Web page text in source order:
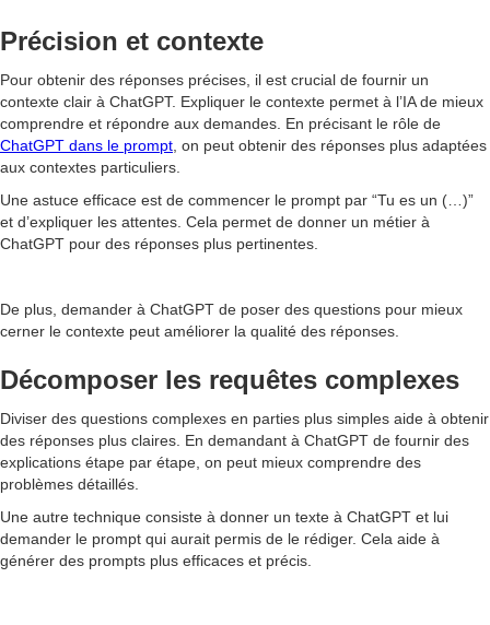
Précision et contexte
Pour obtenir des réponses précises, il est crucial de fournir un
contexte clair à ChatGPT. Expliquer le contexte permet à l’IA de mieux
comprendre et répondre aux demandes. En précisant le rôle de
ChatGPT dans le prompt , on peut obtenir des réponses plus adaptées
aux contextes particuliers.
Une astuce efficace est de commencer le prompt par “Tu es un (…)”
et d’expliquer les attentes. Cela permet de donner un métier à
ChatGPT pour des réponses plus pertinentes.
De plus, demander à ChatGPT de poser des questions pour mieux
cerner le contexte peut améliorer la qualité des réponses.
Décomposer les requêtes complexes
Diviser des questions complexes en parties plus simples aide à obtenir
des réponses plus claires. En demandant à ChatGPT de fournir des
explications étape par étape, on peut mieux comprendre des
problèmes détaillés.
Une autre technique consiste à donner un texte à ChatGPT et lui
demander le prompt qui aurait permis de le rédiger. Cela aide à
générer des prompts plus efficaces et précis.